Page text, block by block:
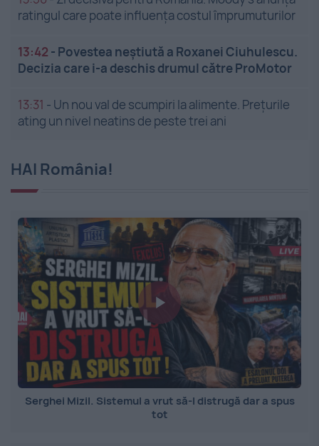
ratingul care poate influența costul împrumuturilor
13:42 - Povestea neștiută a Roxanei Ciuhulescu.
Decizia care i-a deschis drumul către ProMotor
13:31 - Un nou val de scumpiri la alimente. Prețurile
ating un nivel neatins de peste trei ani
HAI România!
Serghei Mizil. Sistemul a vrut să-l distrugă dar a spus
tot